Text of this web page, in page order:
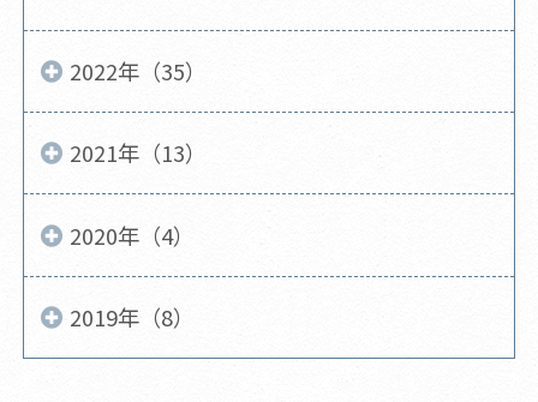
2022年（35）
2021年（13）
2020年（4）
2019年（8）